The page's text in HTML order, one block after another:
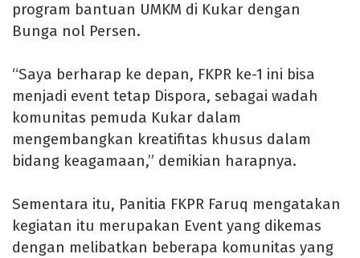
program bantuan UMKM di Kukar dengan
Bunga nol Persen.
“Saya berharap ke depan, FKPR ke-1 ini bisa
menjadi event tetap Dispora, sebagai wadah
komunitas pemuda Kukar dalam
mengembangkan kreatifitas khusus dalam
bidang keagamaan,” demikian harapnya.
Sementara itu, Panitia FKPR Faruq mengatakan
kegiatan itu merupakan Event yang dikemas
dengan melibatkan beberapa komunitas yang